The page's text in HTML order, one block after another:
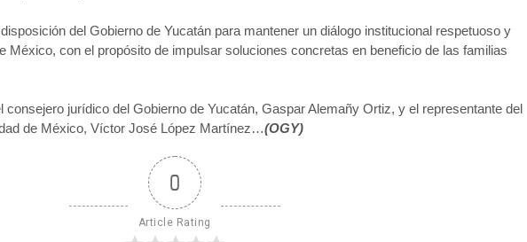
del Gobierno de Yucatán para mantener un diálogo institucional respetuoso y
México, con el propósito de impulsar soluciones concretas en beneficio de las familias
consejero jurídico del Gobierno de Yucatán, Gaspar Alemañy Ortiz, y el representante del
de México, Víctor José López Martínez…(OGY)
0
Article Rating